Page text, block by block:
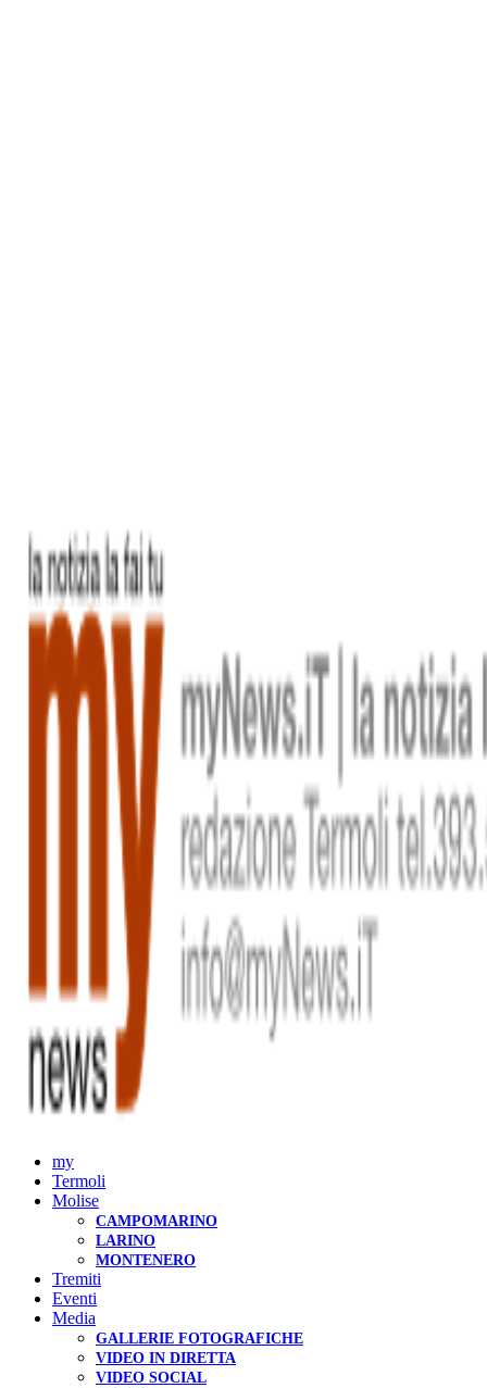
my
Termoli
Molise
CAMPOMARINO
LARINO
MONTENERO
Tremiti
Eventi
Media
GALLERIE FOTOGRAFICHE
VIDEO IN DIRETTA
VIDEO SOCIAL